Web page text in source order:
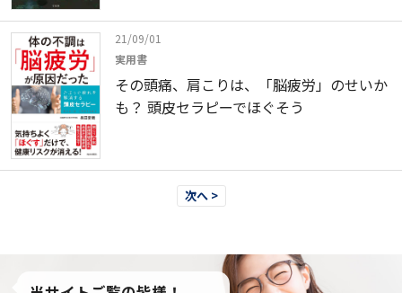
21/09/01
実用書
その頭痛、肩こりは、「脳疲労」のせいか
も？ 頭皮セラピーでほぐそう
次へ >